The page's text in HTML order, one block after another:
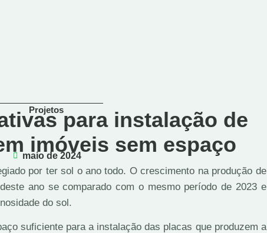
Projetospara instalação de
imóveis sem espaço
maio de 2024
por ter sol o ano todo. O crescimento na produção de
ano se comparado com o mesmo período de 2023 e
do sol.
suficiente para a instalação das placas que produzem a